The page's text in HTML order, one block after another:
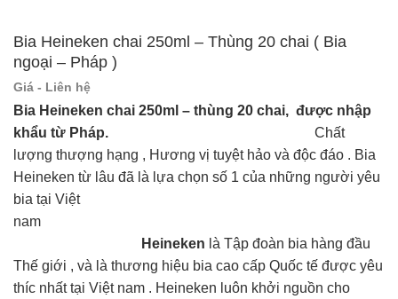
Bia Heineken chai 250ml – Thùng 20 chai ( Bia
ngoại – Pháp )
Giá - Liên hệ
Bia Heineken chai 250ml – thùng 20 chai, được nhập
khẩu từ Pháp.
Chất
lượng thượng hạng , Hương vị tuyệt hảo và độc đáo . Bia
Heineken từ lâu đã là lựa chọn số 1 của những người yêu
bia tại Việt
Heineken là Tập đoàn bia hàng đầu
Thế giới , và là thương hiệu bia cao cấp Quốc tế được yêu
thíc nhất tại Việt nam . Heineken luôn khởi nguồn cho